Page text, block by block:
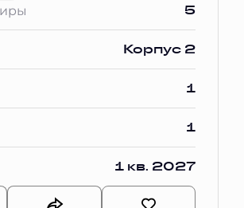
5
Корпус 2
1
1
1 кв. 2027